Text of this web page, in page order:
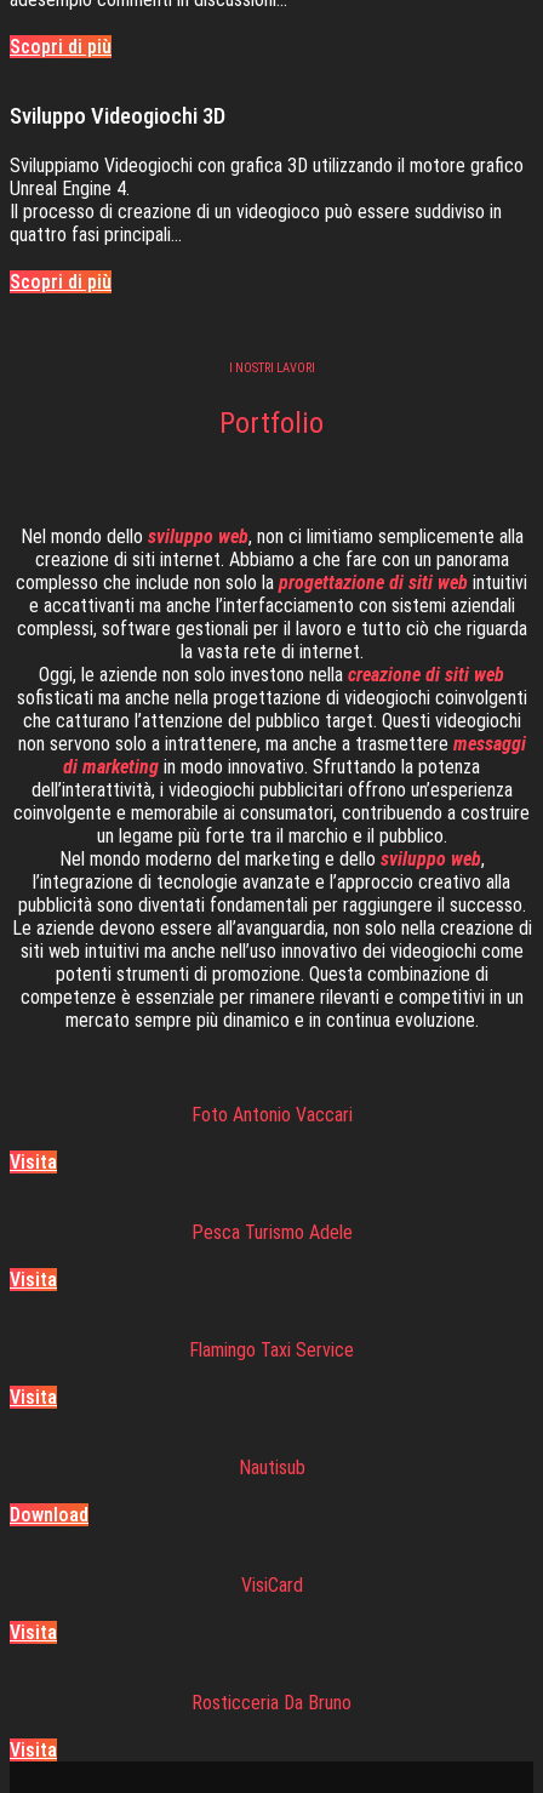
Scopri di più
Sviluppo Videogiochi 3D
Sviluppiamo Videogiochi con grafica 3D utilizzando il motore grafico
Unreal Engine 4.
Il processo di creazione di un videogioco può essere suddiviso in
quattro fasi principali…
Scopri di più
I NOSTRI LAVORI
Portfolio
Nel mondo dello sviluppo web, non ci limitiamo semplicemente alla
creazione di siti internet. Abbiamo a che fare con un panorama
complesso che include non solo la progettazione di siti web intuitivi
e accattivanti ma anche l’interfacciamento con sistemi aziendali
complessi, software gestionali per il lavoro e tutto ciò che riguarda
la vasta rete di internet.
Oggi, le aziende non solo investono nella creazione di siti web
sofisticati ma anche nella progettazione di videogiochi coinvolgenti
che catturano l’attenzione del pubblico target. Questi videogiochi
non servono solo a intrattenere, ma anche a trasmettere messaggi
di marketing in modo innovativo. Sfruttando la potenza
dell’interattività, i videogiochi pubblicitari offrono un’esperienza
coinvolgente e memorabile ai consumatori, contribuendo a costruire
un legame più forte tra il marchio e il pubblico.
Nel mondo moderno del marketing e dello sviluppo web,
l’integrazione di tecnologie avanzate e l’approccio creativo alla
pubblicità sono diventati fondamentali per raggiungere il successo.
Le aziende devono essere all’avanguardia, non solo nella creazione di
siti web intuitivi ma anche nell’uso innovativo dei videogiochi come
potenti strumenti di promozione. Questa combinazione di
competenze è essenziale per rimanere rilevanti e competitivi in un
mercato sempre più dinamico e in continua evoluzione.
Foto Antonio Vaccari
Visita
Pesca Turismo Adele
Visita
Flamingo Taxi Service
Visita
Nautisub
Download
VisiCard
Visita
Rosticceria Da Bruno
Visita